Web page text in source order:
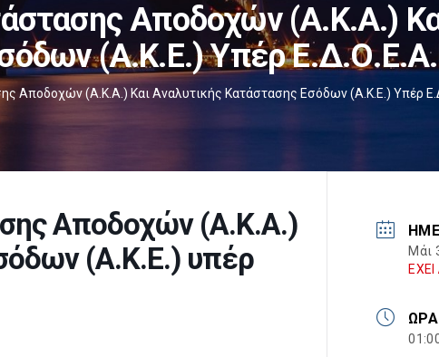
Αποδοχών (Α.Κ.Α.)
(Α.Κ.Ε.) Υπέρ
Αποδοχών (Α.Κ.Α.) Και Αναλυτικής Κατάστασης Εσόδων (Α.Κ.Ε.) Υπέρ
Αποδοχών (Α.Κ.Α.)
(Α.Κ.Ε.) υπέρ
Μάι
ΕΧΕΙ
ΏΡΑ